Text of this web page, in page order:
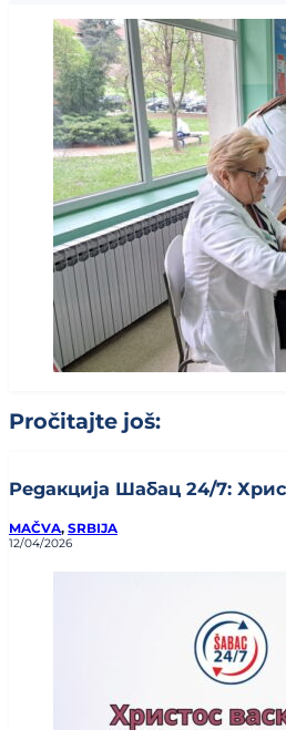
Pročitajte još:
Редакција Шабац 24/7:
MAČVA, SRBIJA
12/04/2026